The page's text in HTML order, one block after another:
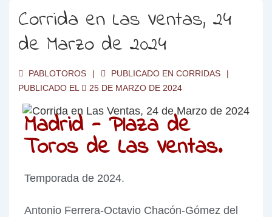
Corrida en Las Ventas, 24
de Marzo de 2024
PABLOTOROS PUBLICADO EN CORRIDAS
PUBLICADO EL
25 DE MARZO DE 2024
Madrid - Plaza de
Toros de Las Ventas.
Temporada de 2024.
Antonio Ferrera-Octavio Chacón-Gómez del